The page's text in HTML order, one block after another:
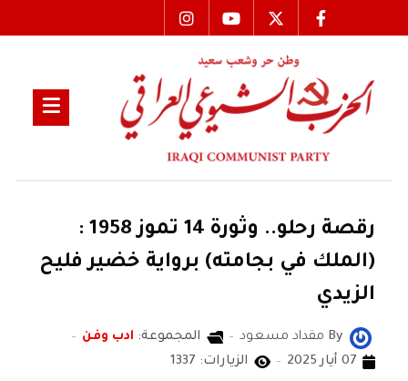
رقصة رحلو.. وثورة 14 تموز 1958 :
(الملك في بجامته) برواية خضير فليح
الزيدي
By مقداد مسعود المجموعة: ادب وفن
07 أيار 2025
الزيارات: 1337